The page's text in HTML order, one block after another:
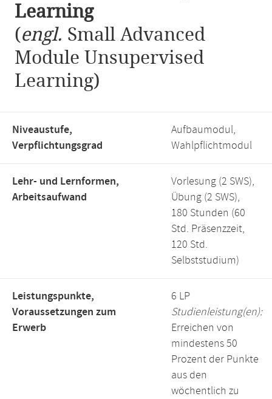
Learning
(engl. Small Advanced
Module Unsupervised
Learning)
Niveaustufe,
Verpflichtungsgrad
Aufbaumodul,
Wahlpflichtmodul
Lehr- und Lernformen,
Arbeitsaufwand
Vorlesung (2 SWS),
Übung (2 SWS),
180 Stunden (60
Std. Präsenzzeit,
120 Std.
Selbststudium)
Leistungspunkte,
Voraussetzungen zum
Erwerb
6 LP
Studienleistung(en):
Erreichen von
mindestens 50
Prozent der Punkte
aus den
wöchentlich zu